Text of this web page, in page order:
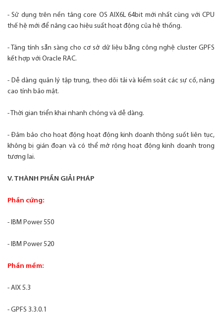
- Sử dụng trên nền tảng core OS AIX6L 64bit mới nhất cùng với CPU
thế hệ mới để nâng cao hiệu suất hoạt động của hệ thống.
- Tăng tính sẵn sàng cho cơ sở dữ liệu bằng công nghệ cluster GPFS
kết hợp với Oracle RAC.
- Dễ dàng quản lý tập trung, theo dõi tải và kiểm soát các sự cố, nâng
cao tính bảo mật.
- Thời gian triển khai nhanh chóng và dễ dàng.
- Đảm bảo cho hoạt động hoạt động kinh doanh thông suốt liên tục,
không bị gián đoạn và có thể mở rộng hoạt động kinh doanh trong
tương lai.
V. THÀNH PHẦN GIẢI PHÁP
Phần cứng:
- IBM Power 550
- IBM Power 520
Phần mềm:
- AIX 5.3
- GPFS 3.3.0.1